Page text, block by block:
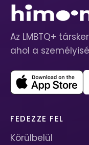
Az LMBTQ+
ahol a
FEDEZZE FEL
Körülbelül